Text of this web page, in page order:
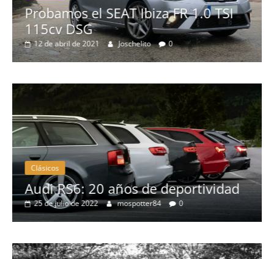
Probamos el SEAT Ibiza FR 1.0 TSI
115cv DSG
12 de abril de 2021 Joschelito 0
Clásicos
Audi RS6: 20 años de deportividad
25 de julio de 2022 mospotter84 0